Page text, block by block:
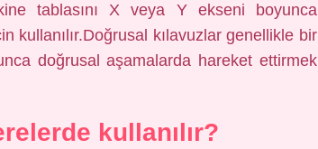
tablasını X veya Y ekseni boyunca
kullanılır.Doğrusal kılavuzlar genellikle bir
doğrusal aşamalarda hareket ettirmek
kullanılır?